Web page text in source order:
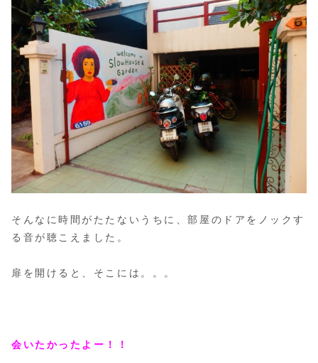
そんなに時間がたたないうちに、部屋のドアをノックす
る音が聴こえました。
扉を開けると、そこには。。。
会いたかったよー！！